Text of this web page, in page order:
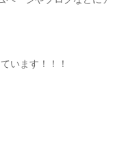
います！！！